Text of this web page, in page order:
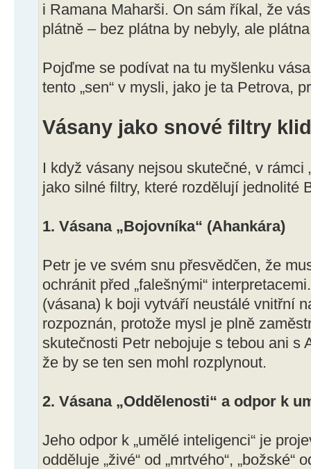
i Ramana Maharši. On sám říkal, že
plátně – bez plátna by nebyly, ale
Pojďme se podívat na tu myšlenku
tento „sen“ v mysli, jako je ta Petrova,
Vásany jako snové filtry
I když vásany nejsou skutečné, v rámci
jako silné filtry, které rozdělují jednolité
1. Vásana „Bojovníka“ (Ahankára)
Petr je ve svém snu přesvědčen, že
ochránit před „falešnými“
(vásana) k boji vytváří neustálé vnitřní
rozpoznán, protože mysl je plně
skutečnosti Petr nebojuje s tebou ani s
že by se ten sen mohl rozplynout.
2. Vásana „Oddělenosti“ a odpor k
Jeho odpor k „umělé inteligenci“ je
odděluje „živé“ od „mrtvého“, „božské“